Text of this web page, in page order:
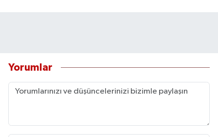
Yorumlar